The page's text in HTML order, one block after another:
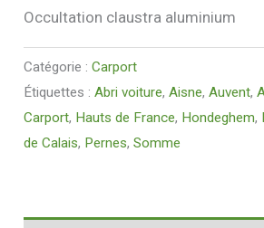
Occultation claustra aluminium
Catégorie :Carport
Étiquettes :Abri voiture,Aisne,Auvent,
Carport, Hauts de France, Hondeghem,
de Calais, Pernes,Somme